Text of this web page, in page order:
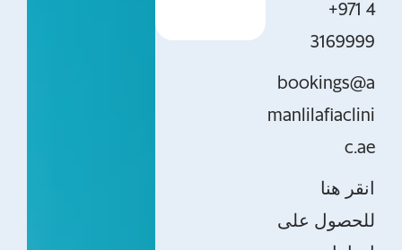
+971 4
3169999
bookings@a
manlilafiaclini
c.ae
انقر هنا
للحصول على